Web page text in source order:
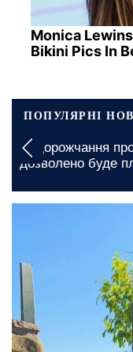
Monica
Bikini Pics In
ПОПУЛЯРНІ
Дефіцит
яку проблему